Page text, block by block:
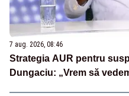
7 aug. 2026, 08:46
Strategia AUR pentru
Dungaciu: „Vrem să